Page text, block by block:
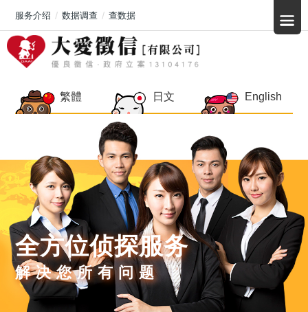
繁體 日文 English
全方位侦探服务
解决您所有问题
服务介绍 数据调查 查数据